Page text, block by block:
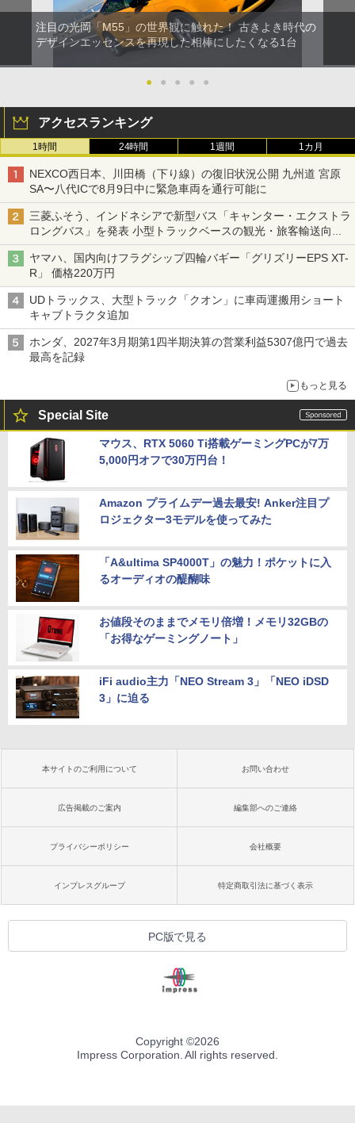
注目の光岡「M55」の世界観に触れた！ 古きよき時代の
デザインエッセンスを再現した相棒にしたくなる1台
● ● ● ● ●
アクセスランキング
1時間 24時間 1週間 1カ月
NEXCO西日本、川田橋（下り線）の復旧状況公開 九州道 宮原
SA〜八代ICで8月9日中に緊急車両を通行可能に
三菱ふそう、インドネシアで新型バス「キャンター・エクストラ
ロングバス」を発表 小型トラックベースの観光・旅客輸送向け
バス
ヤマハ、国内向けフラグシップ四輪バギー「グリズリーEPS XT-
R」 価格220万円
UDトラックス、大型トラック「クオン」に車両運搬用ショート
キャブトラクタ追加
ホンダ、2027年3月期第1四半期決算の営業利益5307億円で過去
最高を記録
もっと見る
Special Site
マウス、RTX 5060 Ti搭載ゲーミングPCが7万
5,000円オフで30万円台！
Amazon プライムデー過去最安! Anker注目プ
ロジェクター3モデルを使ってみた
「A&ultima SP4000T」の魅力！ポケットに入
るオーディオの醍醐味
お値段そのままでメモリ倍増！メモリ32GBの
「お得なゲーミングノート」
iFi audio主力「NEO Stream 3」「NEO iDSD
3」に迫る
本サイトのご利用について お問い合わせ
広告掲載のご案内 編集部へのご連絡
プライバシーポリシー 会社概要
インプレスグループ 特定商取引法に基づく表示
PC版で見る
Copyright ©2026
Impress Corporation. All rights reserved.